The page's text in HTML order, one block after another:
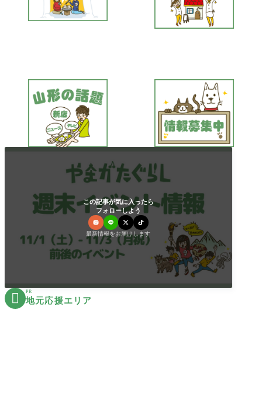
この記事が気に入ったら
フォローしよう
最新情報をお届けします
 PR
地元応援エリア